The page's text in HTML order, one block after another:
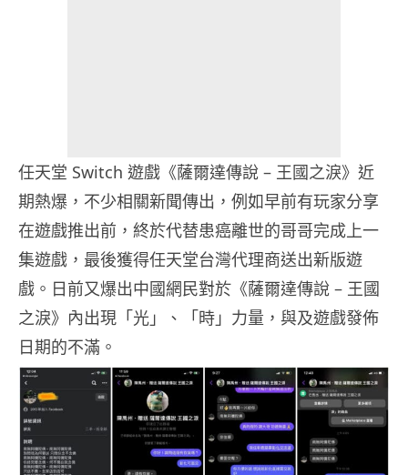
任天堂 Switch 遊戲《薩爾達傳說 – 王國之淚》近
期熱爆，不少相關新聞傳出，例如早前有玩家分享
在遊戲推出前，終於代替患癌離世的哥哥完成上一
集遊戲，最後獲得任天堂台灣代理商送出新版遊
戲。日前又爆出中國網民對於《薩爾達傳說 – 王國
之淚》內出現「光」、「時」力量，與及遊戲發佈
日期的不滿。